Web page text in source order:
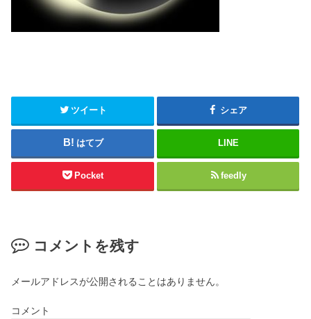
ツイート シェア
はてブ LINE
Pocket feedly
コメントを残す
メールアドレスが公開されることはありません。
コメント